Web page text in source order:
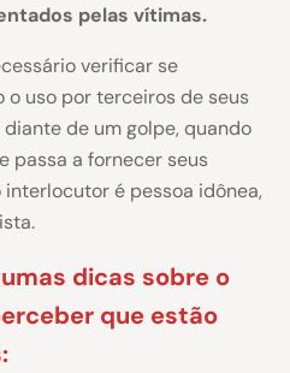
pelas vítimas.
verificar se
uso por terceiros de seus
de um golpe, quando
passa a fornecer seus
é pessoa idônea,
dicas sobre o
que estão